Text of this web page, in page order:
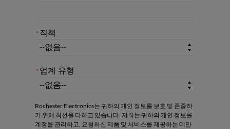
* 직책
직책
* 업계 유형
업계 유형
Rochester Electronics는 귀하의 개인 정보를 보호 및 존중하
기 위해 최선을 다하고 있습니다. 저희는 귀하의 개인 정보를
계정을 관리하고, 요청하신 제품 및 서비스를 제공하는 데만